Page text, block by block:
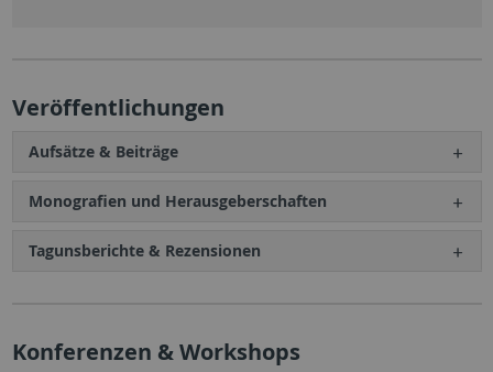
Veröffentlichungen
Aufsätze & Beiträge
Monografien und Herausgeberschaften
Tagunsberichte & Rezensionen
Konferenzen & Workshops